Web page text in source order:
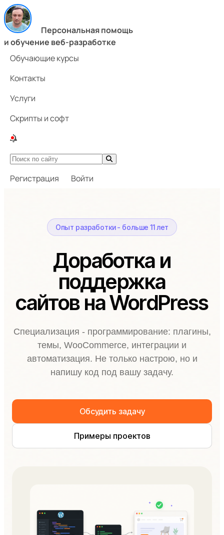
Персональная помощь
и обучение веб-разработке
Обучающие курсы
Контакты
Услуги
Скрипты и софт
Регистрация Войти
Опыт разработки - больше 11 лет
Доработка и
поддержка
сайтов на WordPress
Специализация - программирование: плагины,
темы, WooCommerce, интеграции и
автоматизация. Не только настрою, но и
напишу код под вашу задачу.
Обсудить задачу
Примеры проектов